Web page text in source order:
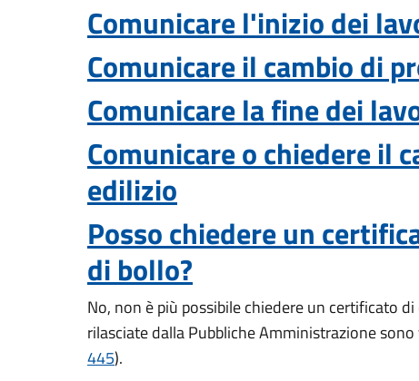
Comunicare l'inizio dei
Comunicare il cambio di
Comunicare la fine dei
Comunicare o chiedere
edilizio
Posso chiedere un
di bollo?
No, non è più possibile chiedere un certificato
rilasciate dalla Pubbliche Amministrazione
445).